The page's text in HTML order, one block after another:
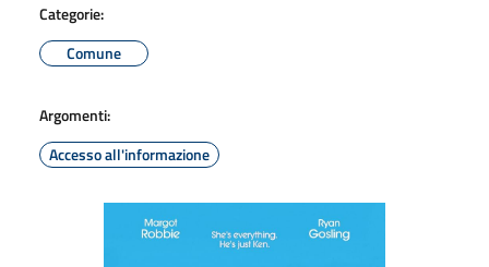
Categorie:
Comune
Argomenti:
Accesso all'informazione